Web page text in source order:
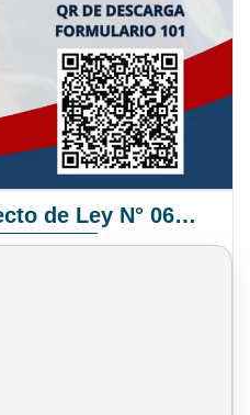
Pronunciamiento Institucional sobre el Proyecto de Ley N° 068/2025-2026 C.S.